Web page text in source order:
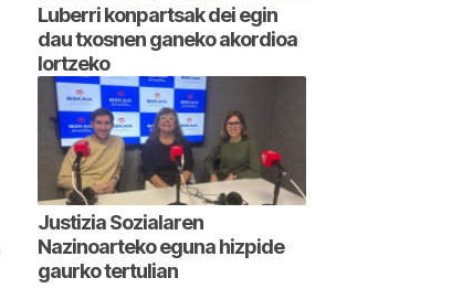
Luberri konpartsak dei egin
dau txosnen ganeko akordioa
lortzeko
Justizia Sozialaren
Nazinoarteko eguna hizpide
gaurko tertulian